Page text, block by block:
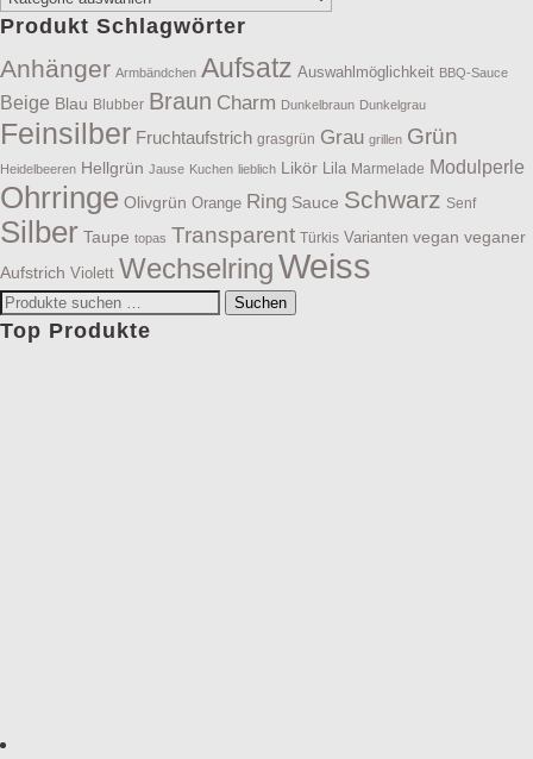
Produkt Schlagwörter
Anhänger Armbändchen Aufsatz Auswahlmöglichkeit BBQ-Sauce
Beige Blau Blubber Braun Charm Dunkelbraun Dunkelgrau
Feinsilber Fruchtaufstrich grasgrün Grau grillen Grün
Heidelbeeren Hellgrün Jause Kuchen lieblich Likör Lila Marmelade Modulperle
Ohrringe Olivgrün Orange Ring Sauce Schwarz Senf
Silber Taupe topas Transparent Türkis Varianten vegan veganer
Aufstrich Violett WechselringWeiss
Suchen
nach:
Suchen
Top Produkte